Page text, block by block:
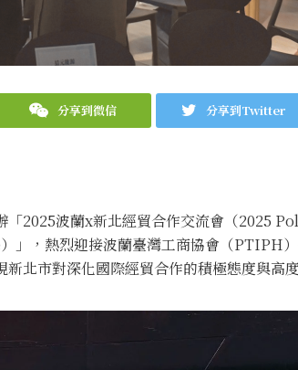
分享到微信 分享到Twitter
「2025波蘭x新北經貿合作交流會（2025
，熱烈迎接波蘭臺灣工商協會（PTIPH
北市對深化國際經貿合作的積極態度與高